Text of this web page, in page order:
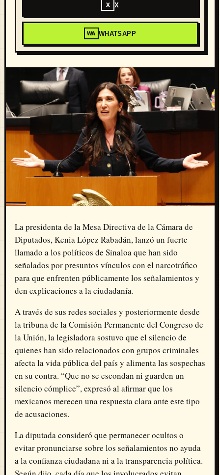
X X
WA WHATSAPP
La presidenta de la Mesa Directiva de la Cámara de
Diputados,Kenia López Rabadán, lanzó un fuerte
llamado a los políticos de Sinaloa que han sido
señalados por presuntos vínculos con el narcotráfico
para que enfrenten públicamente los señalamientos y
den explicaciones a la ciudadanía.
A través de sus redes sociales y posteriormente desde
la tribuna de la Comisión Permanente del Congreso de
la Unión, la legisladora sostuvo que el silencio de
quienes han sido relacionados con grupos criminales
afecta la vida pública del país y alimenta las sospechas
en su contra. “Que no se escondan ni guarden un
silencio cómplice”, expresó al afirmar que los
mexicanos merecen una respuesta clara ante este tipo
de acusaciones.
La diputada consideró que permanecer ocultos o
evitar pronunciarse sobre los señalamientos no ayuda
a la confianza ciudadana ni a la transparencia política.